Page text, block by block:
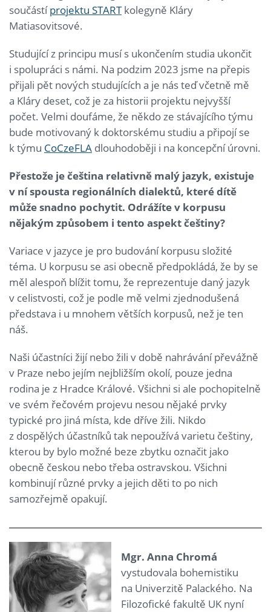
součástíprojektu STARTkolegyně Kláry
Matiasovitsové.
Studující z principu musí s ukončením studia ukončit
i spolupráci s námi. Na podzim 2023 jsme na přepis
přijali pět nových studujících a je nás teď včetně mě
a Kláry deset, což je za historii projektu nejvyšší
počet. Velmi doufáme, že někdo ze stávajícího týmu
bude motivovaný k doktorskému studiu a připojí se
k týmu CoCzeFLA dlouhodoběji i na koncepční úrovni.
Přestože je čeština relativně malý jazyk, existuje
v ní spousta regionálních dialektů, které dítě
může snadno pochytit. Odrážíte v korpusu
nějakým způsobem i tento aspekt češtiny?
Variace v jazyce je pro budování korpusu složité
téma. U korpusu se asi obecně předpokládá, že by se
měl alespoň blížit tomu, že reprezentuje daný jazyk
v celistvosti, což je podle mě velmi zjednodušená
představa i u mnohem větších korpusů, než je ten
náš.
Naši účastníci žijí nebo žili v době nahrávání převážně
v Praze nebo jejím nejbližším okolí, pouze jedna
rodina je z Hradce Králové. Všichni si ale pochopitelně
ve svém řečovém projevu nesou nějaké prvky
typické pro jiná místa, kde dříve žili. Nikdo
z dospělých účastníků tak nepoužívá varietu češtiny,
kterou by bylo možné beze zbytku označit jako
obecně českou nebo třeba ostravskou. Všichni
kombinují různé prvky a jejich děti to po nich
samozřejmě opakují.
Mgr. Anna Chromá
vystudovala bohemistiku
na Univerzitě Palackého. Na
Filozofické fakultě UK nyní